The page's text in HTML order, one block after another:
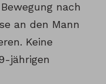
nach
an den Mann
Keine
jährigen